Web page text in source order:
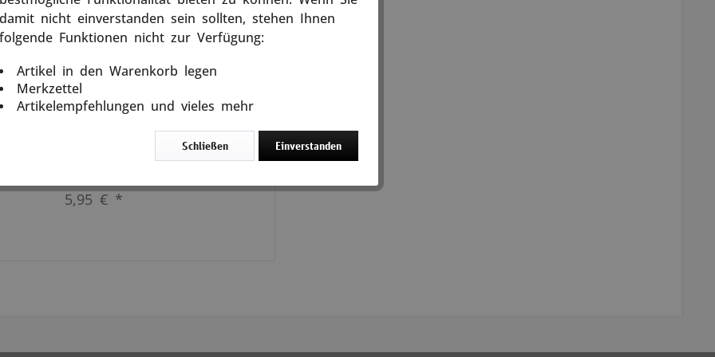
Wie Alice Weidel trotzdem Kanzler
werden kann Ein NDR-Kommentator
nannte sie «Nazi-Schlampe», ein
«Reichsbürgerin», der Rapper Farid
Bang wollte ihr das...
weiterlesen
Warenkorb
5,95 € *
damit nicht einverstanden sein sollten, stehen Ihnen
folgende Funktionen nicht zur Verfügung:
Artikel in den Warenkorb legen
Merkzettel
Artikelempfehlungen und vieles mehr
Einverstanden
Schließen